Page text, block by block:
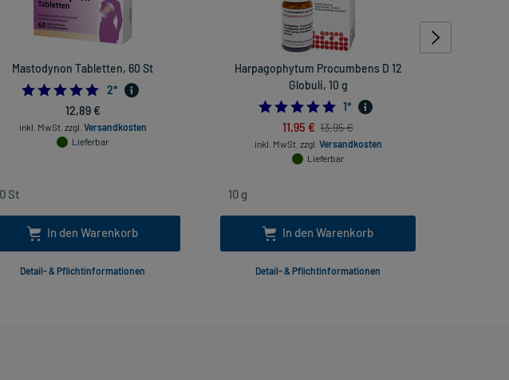
Mastodynon Tabletten, 60 St
5.0
2*
12,89 €
inkl. MwSt. zzgl. Versandkosten
Lieferbar
In den Warenkorb
Detail- & Pflichtinformationen
Harpagophytum Procumbens D 12
Globuli, 10 g
5.0
1*
11,95 € 13,95 €
inkl. MwSt. zzgl. Versandkosten
Lieferbar
In den Warenkorb
Detail- & Pflichtinformationen